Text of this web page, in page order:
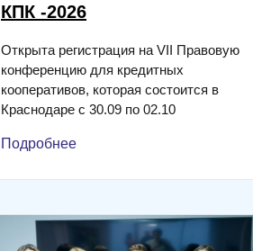
КПК -2026
Открыта регистрация на VII Правовую
конференцию для кредитных
кооперативов, которая состоится в
Краснодаре с 30.09 по 02.10
Подробнее